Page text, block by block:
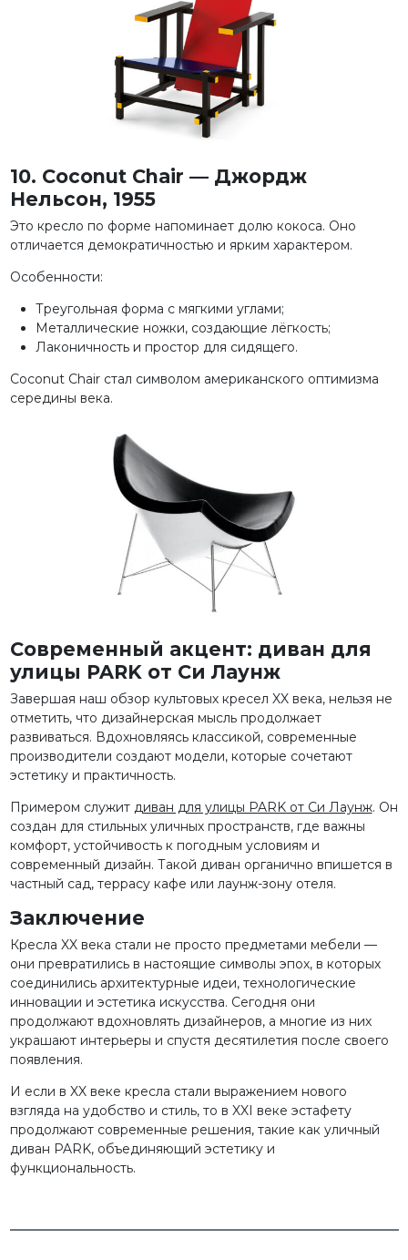
10. Coconut Chair — Джордж
Нельсон, 1955
Это кресло по форме напоминает долю кокоса. Оно
отличается демократичностью и ярким характером.
Особенности:
Треугольная форма с мягкими углами;
Металлические ножки, создающие лёгкость;
Лаконичность и простор для сидящего.
Coconut Chair стал символом американского оптимизма
середины века.
Современный акцент: диван для
улицы PARK от Си Лаунж
Завершая наш обзор культовых кресел XX века, нельзя не
отметить, что дизайнерская мысль продолжает
развиваться. Вдохновляясь классикой, современные
производители создают модели, которые сочетают
эстетику и практичность.
Примером служит диван для улицы PARK от Си Лаунж. Он
создан для стильных уличных пространств, где важны
комфорт, устойчивость к погодным условиям и
современный дизайн. Такой диван органично впишется в
частный сад, террасу кафе или лаунж-зону отеля.
Заключение
Кресла XX века стали не просто предметами мебели —
они превратились в настоящие символы эпох, в которых
соединились архитектурные идеи, технологические
инновации и эстетика искусства. Сегодня они
продолжают вдохновлять дизайнеров, а многие из них
украшают интерьеры и спустя десятилетия после своего
появления.
И если в XX веке кресла стали выражением нового
взгляда на удобство и стиль, то в XXI веке эстафету
продолжают современные решения, такие как уличный
диван PARK, объединяющий эстетику и
функциональность.